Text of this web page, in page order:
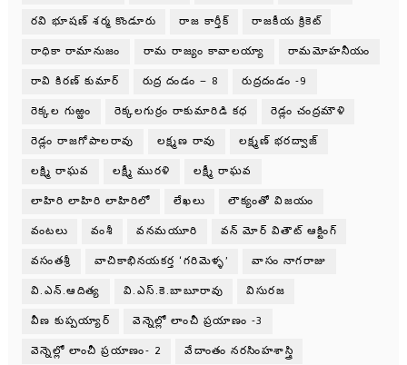
రవి భూషణ్ శర్మ కొండూరు రాజ కార్తీక్ రాజకీయ క్రికెట్
రాధికా రామానుజం రామ రాజ్యం కావాలయ్యా రామమోహనీయం
రావి కిరణ్ కుమార్ రుద్ర దండం – 8 రుద్రదండం -9
రెక్కల గుఱ్ఱం రెక్కలగుర్రం రాకుమారిడి కధ రెడ్లం చంద్రమౌళి
రెడ్లం రాజగోపాలరావు లక్ష్మణ రావు లక్ష్మణ్ భరద్వాజ్
లక్ష్మి రాఘవ లక్ష్మీ మురళి లక్ష్మీ రాఘవ
లాహిరి లాహిరి లాహిరిలో లేఖలు లౌక్యంతో విజయం
వంటలు వంశీ వనమయూరి వన్ మోర్ వితౌట్ ఆక్టింగ్
వసంతశ్రీ వాచికాభినయకర్త ‘గరిమెళ్ళ’ వాసం నాగరాజు
వి.ఎన్.ఆదిత్య వి.ఎస్.కె.బాబూరావు విసురజ
వీణ కుప్పయ్యార్ వెన్నెల్లో లాంచీ ప్రయాణం -3
వెన్నెల్లో లాంచీ ప్రయాణం- 2 వేదాంతం నరసింహశాస్త్రి